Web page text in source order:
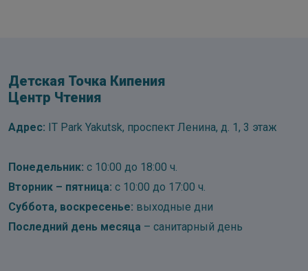
Детская Точка Кипения
Центр Чтения
Адрес: IT Park Yakutsk, проспект Ленина, д. 1, 3 этаж
Понедельник: с 10:00 до 18:00 ч.
Вторник – пятница: с 10:00 до 17:00 ч.
Суббота, воскресенье: выходные дни
Последний день месяца – санитарный день